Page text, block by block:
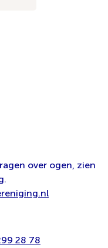
over ogen, zien
28 78